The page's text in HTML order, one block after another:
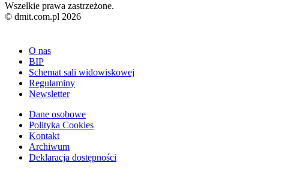
Wszelkie prawa zastrzeżone.
© dmit.com.pl 2026
O nas
BIP
Schemat sali widowiskowej
Regulaminy
Newsletter
Dane osobowe
Polityka Cookies
Kontakt
Archiwum
Deklaracja dostępności